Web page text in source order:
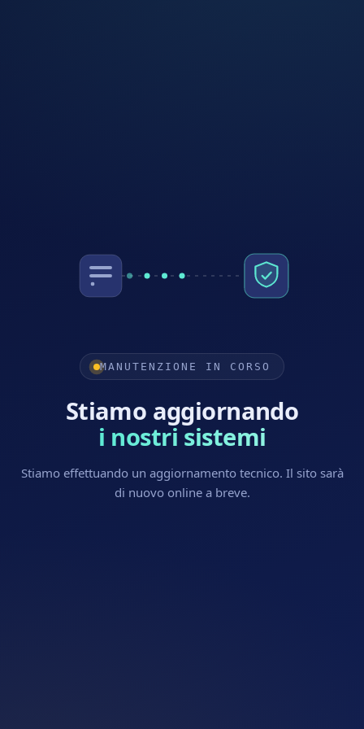
MANUTENZIONE IN CORSO
Stiamo aggiornando
i nostri sistemi
Stiamo effettuando un aggiornamento tecnico. Il sito sarà
di nuovo online a breve.